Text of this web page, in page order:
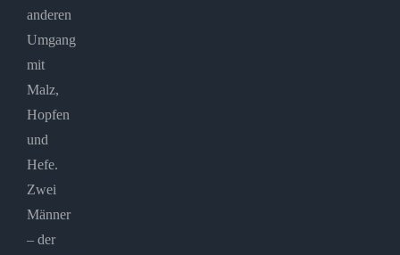
anderen
Umgang
mit
Malz,
Hopfen
und
Hefe.
Zwei
Männer
– der